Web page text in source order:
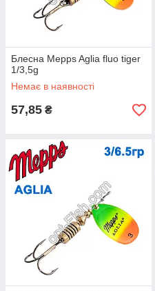
Блесна Mepps Aglia fluo tiger
1/3,5g
Немає в наявності
57,85 ₴